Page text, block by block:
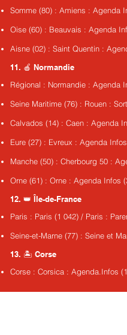
Somme (80) : Amiens : Agenda
Oise (60) : Beauvais : Agenda
Aisne (02) : Saint Quentin :
11. 🍎 Normandie
Régional : Normandie : Agenda
Seine Maritime (76) : Rouen :
Calvados (14) : Caen : Agenda
Eure (27) : Evreux : Agenda
Manche (50) : Cherbourg 50 :
Orne (61) : Orne : Agenda Infos
12. 👑 Île-de-France
Paris : Paris (1 042) / Paris :
Seine-et-Marne (77) : Seine et
13. 🏝️ Corse
Corse : Corsica : Agenda.Infos